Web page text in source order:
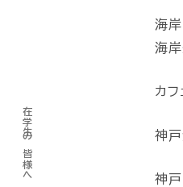
在学生の皆様へ
海
海
カ
神
神